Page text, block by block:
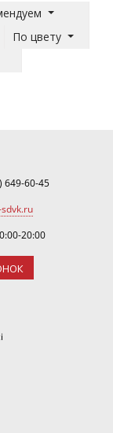
По цвету
649-60-45
20:00